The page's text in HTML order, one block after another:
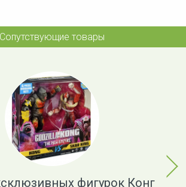
Сопутствующие товары
фигурок Конг
Next